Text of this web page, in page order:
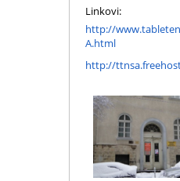
Linkovi:
http://
A.html
http://